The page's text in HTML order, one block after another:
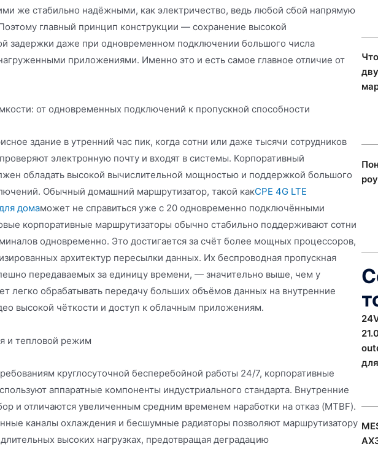
же стабильно надёжными, как электричество, ведь любой сбой напрямую
главный принцип конструкции — сохранение высокой
задержки даже при одновременном подключении большого числа
приложениями. Именно это и есть самое главное отличие от
от одновременных подключений к пропускной способности
здание в утренний час пик, когда сотни или даже тысячи сотрудников
электронную почту и входят в системы. Корпоративный
обладать высокой вычислительной мощностью и поддержкой большого
Обычный домашний маршрутизатор, такой какCPE 4G LTE
домаможет не справиться уже с 20 одновременно подключёнными
корпоративные маршрутизаторы обычно стабильно поддерживают сотни
одновременно. Это достигается за счёт более мощных процессоров,
архитектур пересылки данных. Их беспроводная пропускная
передаваемых за единицу времени, — значительно выше, чем у
легко обрабатывать передачу больших объёмов данных на внутренние
высокой чёткости и доступ к облачным приложениям.
и тепловой режим
круглосуточной бесперебойной работы 24/7, корпоративные
аппаратные компоненты индустриального стандарта. Внутренние
и отличаются увеличенным средним временем наработки на отказ (MTBF).
каналы охлаждения и бесшумные радиаторы позволяют маршрутизатору
высоких нагрузках, предотвращая деградацию